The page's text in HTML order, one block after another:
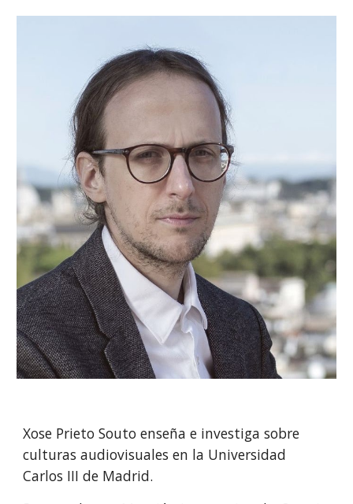
Xose Prieto Souto enseña e investiga sobre
culturas audiovisuales en la Universidad
Carlos III de Madrid.